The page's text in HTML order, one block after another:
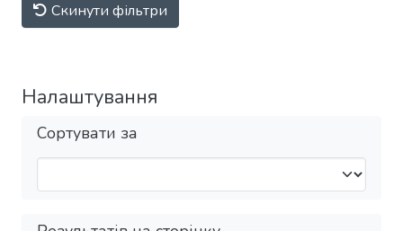
Скинути фільтри
Налаштування
Сортувати за